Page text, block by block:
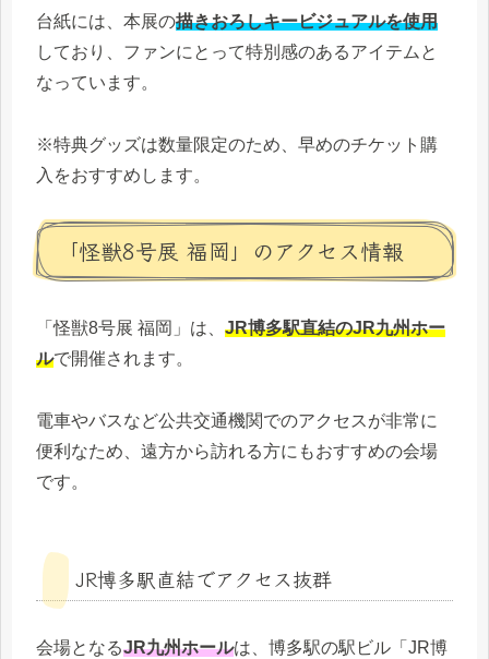
台紙には、本展の描きおろしキービジュアルを使用
しており、ファンにとって特別感のあるアイテムと
なっています。
※特典グッズは数量限定のため、早めのチケット購
入をおすすめします。
「怪獣8号展 福岡」のアクセス情報
「怪獣8号展 福岡」は、 JR博多駅直結のJR九州ホー
ルで開催されます。
電車やバスなど公共交通機関でのアクセスが非常に
便利なため、遠方から訪れる方にもおすすめの会場
です。
JR博多駅直結でアクセス抜群
会場となるJR九州ホールは、博多駅の駅ビル「JR博